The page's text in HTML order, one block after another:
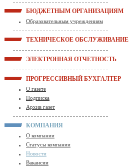
БЮДЖЕТНЫМ ОРГАНИЗАЦИЯМ
Образовательным учреждениям
ТЕХНИЧЕСКОЕ ОБСЛУЖИВАНИЕ
ЭЛЕКТРОННАЯ ОТЧЕТНОСТЬ
ПРОГРЕССИВНЫЙ БУХГАЛТЕР
О газете
Подписка
Архив газет
КОМПАНИЯ
О компании
Статусы компании
Новости
Вакансии